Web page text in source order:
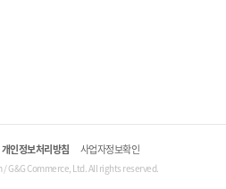
개인정보처리방침 사업자정보확인
Commerce, Ltd. All rights reserved.